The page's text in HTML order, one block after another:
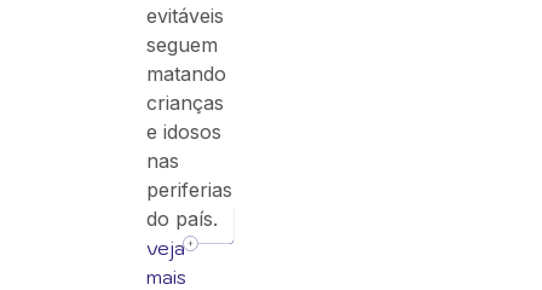
evitáveis
seguem
matando
crianças
e idosos
nas
periferias
do país.
veja
mais